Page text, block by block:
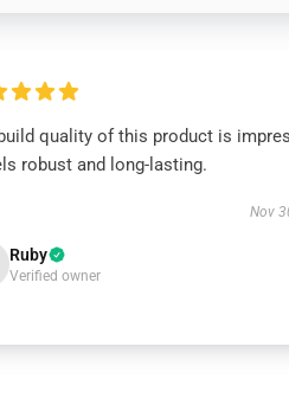
quality of this product is
robust and long-lasting.
Nov
Ruby
Verified owner